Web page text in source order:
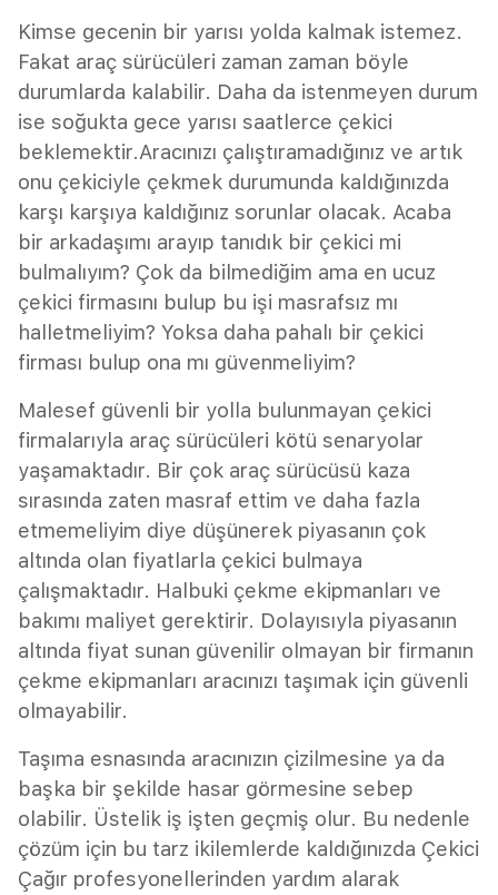
Kimse gecenin bir yarısı yolda kalmak istemez.
Fakat araç sürücüleri zaman zaman böyle
durumlarda kalabilir. Daha da istenmeyen durum
ise soğukta gece yarısı saatlerce çekici
beklemektir.Aracınızı çalıştıramadığınız ve artık
onu çekiciyle çekmek durumunda kaldığınızda
karşı karşıya kaldığınız sorunlar olacak. Acaba
bir arkadaşımı arayıp tanıdık bir çekici mi
bulmalıyım? Çok da bilmediğim ama en ucuz
çekici firmasını bulup bu işi masrafsız mı
halletmeliyim? Yoksa daha pahalı bir çekici
firması bulup ona mı güvenmeliyim?
Malesef güvenli bir yolla bulunmayan çekici
firmalarıyla araç sürücüleri kötü senaryolar
yaşamaktadır. Bir çok araç sürücüsü kaza
sırasında zaten masraf ettim ve daha fazla
etmemeliyim diye düşünerek piyasanın çok
altında olan fiyatlarla çekici bulmaya
çalışmaktadır. Halbuki çekme ekipmanları ve
bakımı maliyet gerektirir. Dolayısıyla piyasanın
altında fiyat sunan güvenilir olmayan bir firmanın
çekme ekipmanları aracınızı taşımak için güvenli
olmayabilir.
Taşıma esnasında aracınızın çizilmesine ya da
başka bir şekilde hasar görmesine sebep
olabilir. Üstelik iş işten geçmiş olur. Bu nedenle
çözüm için bu tarz ikilemlerde kaldığınızda Çekici
Çağır profesyonellerinden yardım alarak